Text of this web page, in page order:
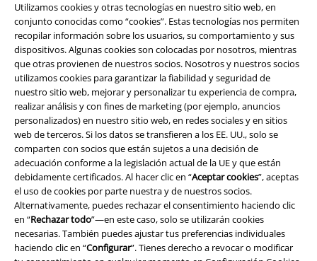
Utilizamos cookies y otras tecnologías en nuestro sitio web, en
conjunto conocidas como “cookies”. Estas tecnologías nos permiten
recopilar información sobre los usuarios, su comportamiento y sus
dispositivos. Algunas cookies son colocadas por nosotros, mientras
que otras provienen de nuestros socios. Nosotros y nuestros socios
utilizamos cookies para garantizar la fiabilidad y seguridad de
nuestro sitio web, mejorar y personalizar tu experiencia de compra,
realizar análisis y con fines de marketing (por ejemplo, anuncios
personalizados) en nuestro sitio web, en redes sociales y en sitios
web de terceros. Si los datos se transfieren a los EE. UU., solo se
comparten con socios que están sujetos a una decisión de
adecuación conforme a la legislación actual de la UE y que están
debidamente certificados. Al hacer clic en “Aceptar cookies”, aceptas
el uso de cookies por parte nuestra y de nuestros socios.
Alternativamente, puedes rechazar el consentimiento haciendo clic
en “Rechazar todo”—en este caso, solo se utilizarán cookies
necesarias. También puedes ajustar tus preferencias individuales
haciendo clic en “Configurar”. Tienes derecho a revocar o modificar
Legal
Términos y Condiciones
Aviso Legal
Ley protección de datos
Eliminación de residuos y protección del medioambiente